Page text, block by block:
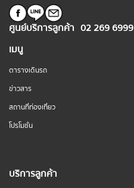
ศูนย์บริการลูกค้า 02 269 6999
เมนู
ตารางเดินรถ
ข่าวสาร
สถานที่ท่องเที่ยว
โปรโมชั่น
บริการลูกค้า